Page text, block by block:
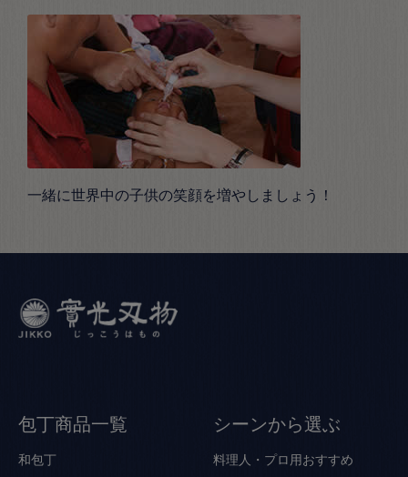
一緒に世界中の子供の笑顔を増やしましょう！
包丁商品一覧
和包丁
シーンから選ぶ
料理人・プロ用おすすめ